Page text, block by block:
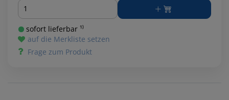
Menge
sofort lieferbar ¹⁾
auf die Merkliste setzen
Frage zum Produkt